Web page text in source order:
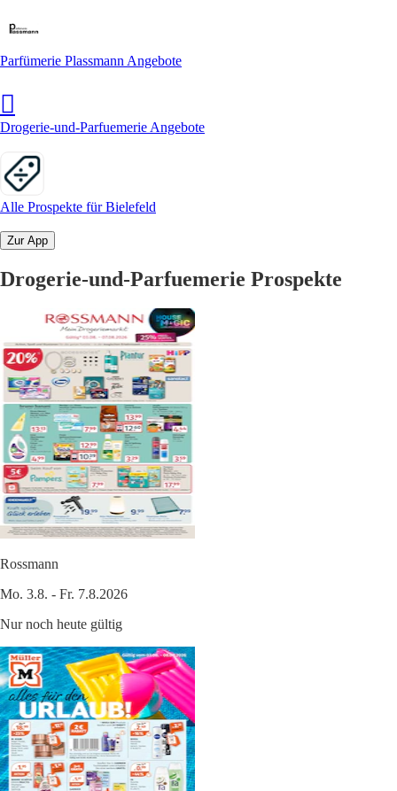
Parfümerie Plassmann Angebote
Drogerie-und-Parfuemerie Angebote
Alle Prospekte für Bielefeld
Zur App
Drogerie-und-Parfuemerie Prospekte
Rossmann
Mo. 3.8. - Fr. 7.8.2026
Nur noch heute gültig